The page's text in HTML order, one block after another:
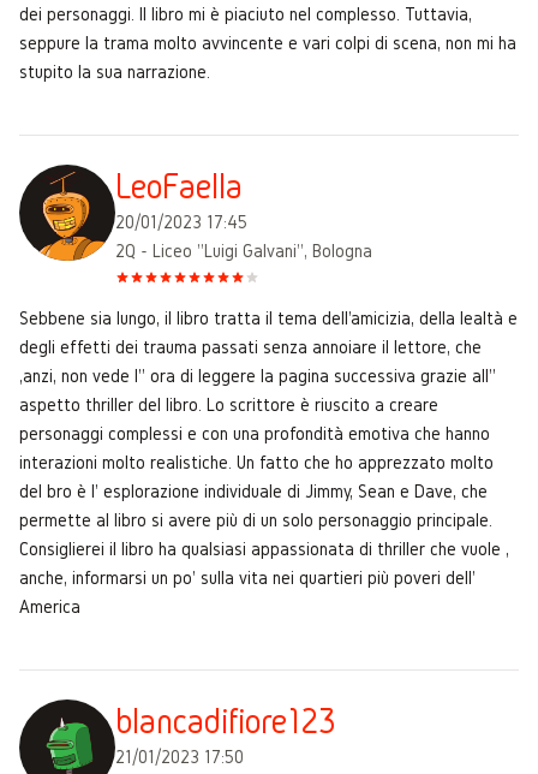
dei personaggi. Il libro mi è piaciuto nel complesso. Tuttavia,
seppure la trama molto avvincente e vari colpi di scena, non mi ha
stupito la sua narrazione.
LeoFaella
20/01/2023 17:45
2Q - Liceo "Luigi Galvani", Bologna
Sebbene sia lungo, il libro tratta il tema dell'amicizia, della lealtà e
degli effetti dei trauma passati senza annoiare il lettore, che
,anzi, non vede l'' ora di leggere la pagina successiva grazie all''
aspetto thriller del libro. Lo scrittore è riuscito a creare
personaggi complessi e con una profondità emotiva che hanno
interazioni molto realistiche. Un fatto che ho apprezzato molto
del bro è l' esplorazione individuale di Jimmy, Sean e Dave, che
permette al libro si avere più di un solo personaggio principale.
Consiglierei il libro ha qualsiasi appassionata di thriller che vuole ,
anche, informarsi un po' sulla vita nei quartieri più poveri dell'
America
blancadifiore123
21/01/2023 17:50